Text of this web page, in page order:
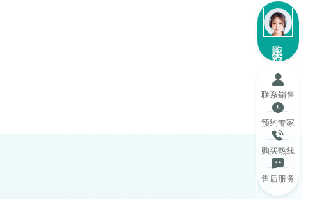
购买咨询
联系销售
预约专家
购买热线
售后服务